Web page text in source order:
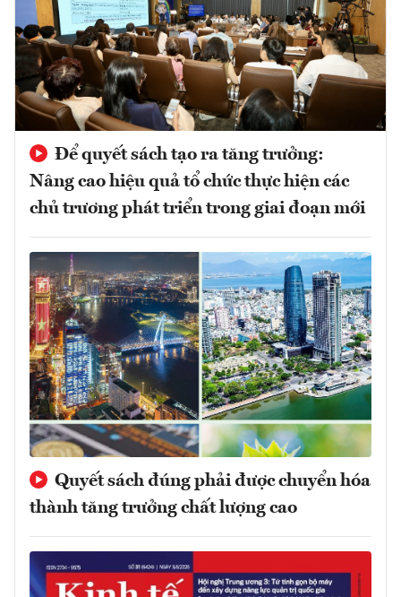
Để quyết sách tạo ra tăng trưởng:
Nâng cao hiệu quả tổ chức thực hiện các
chủ trương phát triển trong giai đoạn mới
Quyết sách đúng phải được chuyển hóa
thành tăng trưởng chất lượng cao